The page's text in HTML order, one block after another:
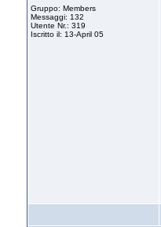
Gruppo: Members
Messaggi: 132
Utente Nr.: 319
Iscritto il: 13-April 05